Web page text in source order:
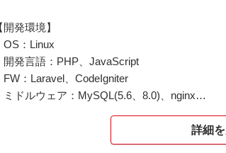
開発環境】
OS：Linux
開発言語：PHP、JavaScript
FW：Laravel、CodeIgniter
ミドルウェア：MySQL(5.6、8.0)、nginx
・その他：React.js(+Redux) ※一部にのみ使用
開発マシン：Windows or Mac（どちらも利用
詳細